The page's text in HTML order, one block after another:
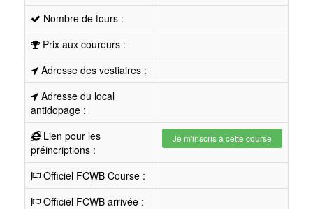
Nombre de tours :
Prix aux coureurs :
Adresse des vestiaires :
Adresse du local
antidopage :
Lien pour les
préincriptions :
Je m'inscris à cette course
Officiel FCWB Course :
Officiel FCWB arrivée :